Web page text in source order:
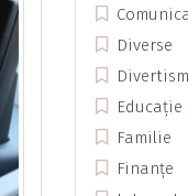
Diverse
Educație
Familie
Finanțe